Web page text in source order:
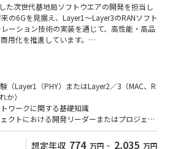
ンファレンス、アナリスト・メディア対応、
ングに協力し、戦略的案件のクライアントリ
ルプラクティス・マーケティング・ソリュ
能と連携し、GTM戦略の実行を支援
インキュベーションに参加し、トレンドやス
特定
発を含むデリバリー戦略の改善に貢献
た次世代基地局ソフトウエアの開発を担当し
の6Gを見据え、Layer1～Layer3のRANソフト
ーション技術の実装を通じて、高性能・高品
用化を推進しています。
、開発プロセスおよび開発体制の継続的な改善
び将来の6G時代を支える基地局ソフトウエ
きます。
（Layer1（PHY）またはLayer2／3（MAC、R
か）
ワークに関する基礎知識
クトにおける開発リーダーまたはプロジェク
品質管理の実務経験
想定年収 774 万円 ~ 2,035 万円